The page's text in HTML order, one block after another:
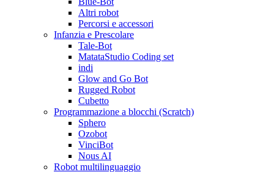
Altri robot
Percorsi e accessori
Infanzia e Prescolare
Tale-Bot
MatataStudio Coding set
indi
Glow and Go Bot
Rugged Robot
Cubetto
Programmazione a blocchi (Scratch)
Sphero
Ozobot
VinciBot
Nous AI
Robot multilinguaggio